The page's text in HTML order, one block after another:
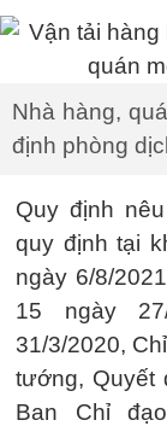
Nhà hàng,
định phòng
Quy định
quy định tại
ngày 6/8/
15 ngày
31/3/2020,
tướng, Quyết
Ban Chỉ